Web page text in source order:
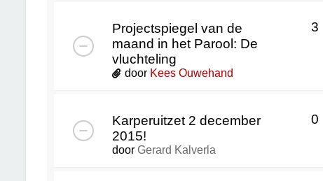
Projectspiegel van de
maand in het Parool: De
vluchteling
door Kees Ouwehand
3
Karperuitzet 2 december
2015!
door Gerard Kalverla
0